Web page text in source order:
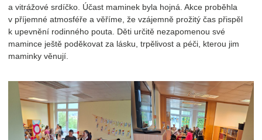
a vitrážové srdíčko. Účast maminek byla hojná. Akce proběhla
v příjemné atmosféře a věříme, že vzájemně prožitý čas přispěl
k upevnění rodinného pouta. Děti určitě nezapomenou své
mamince ještě poděkovat za lásku, trpělivost a péči, kterou jim
maminky věnují.